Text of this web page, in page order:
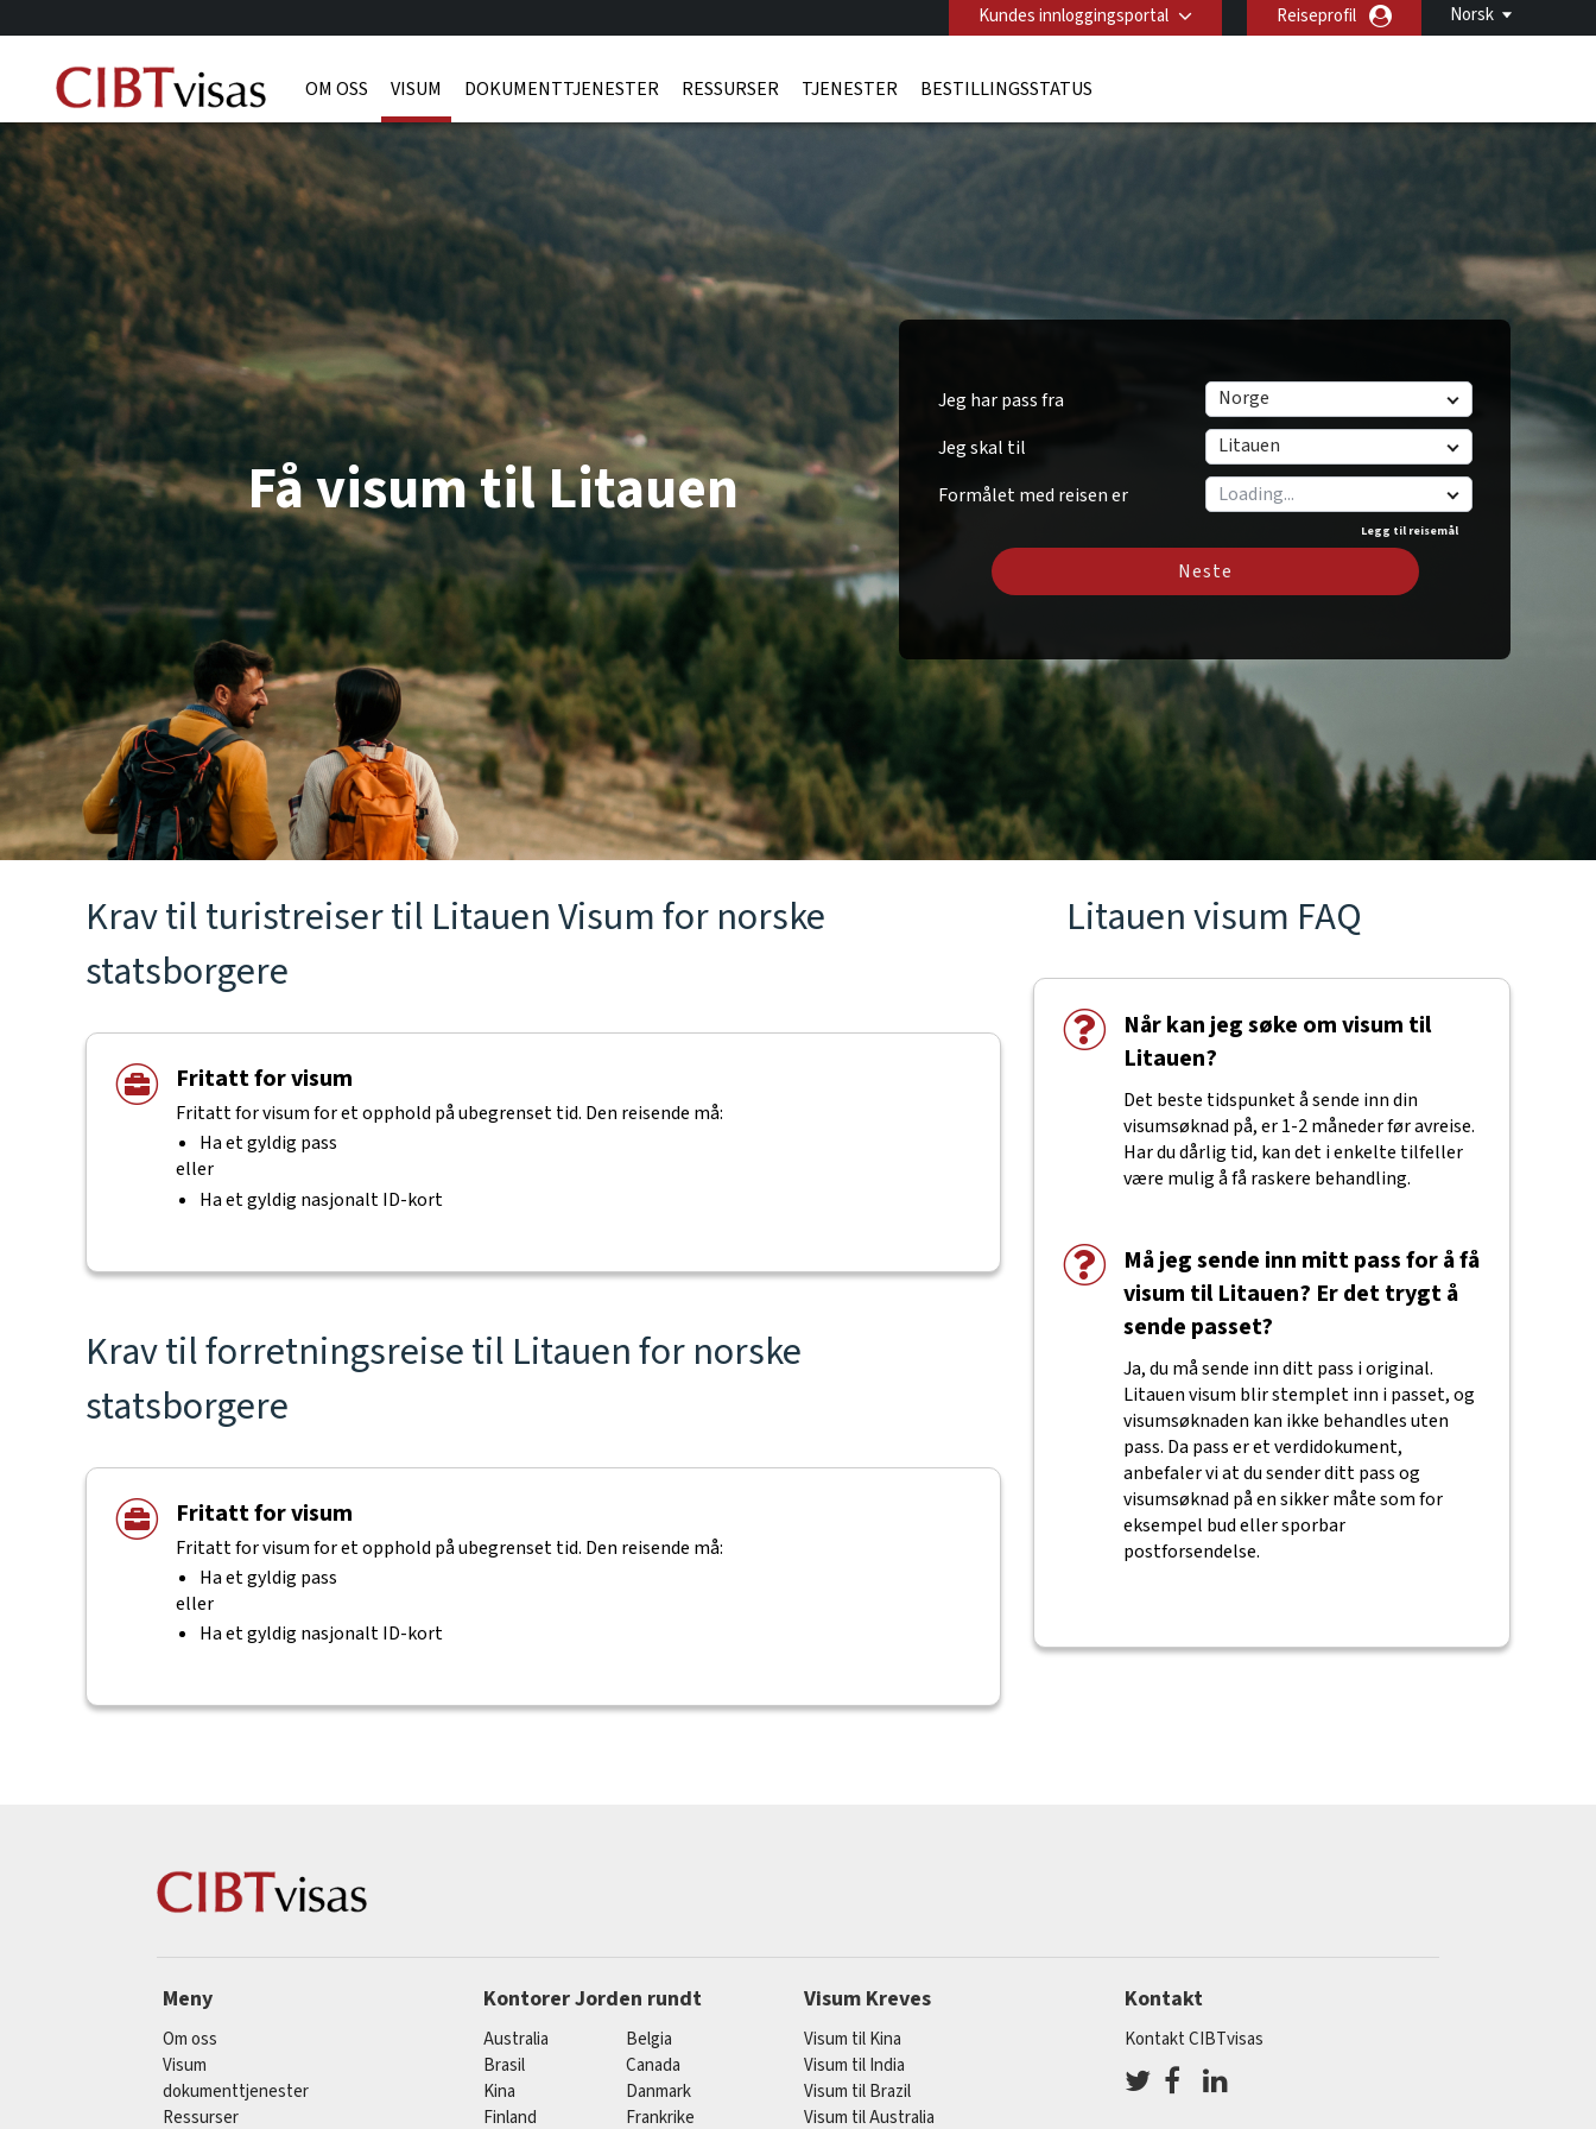
Norsk
Kundes innloggingsportal Reiseprofil
OM OSS VISUM DOKUMENTTJENESTER RESSURSER TJENESTER BESTILLINGSSTATUS
Jeg har pass fra
Norge
Jeg skal til
Litauen
Formålet med reisen er
Legg til reisemål
Neste
Få visum til Litauen
Krav til turistreiser til Litauen Visum for norske
statsborgere
Fritatt for visum
Fritatt for visum for et opphold på ubegrenset tid. Den reisende må:
Ha et gyldig pass
eller
Ha et gyldig nasjonalt ID-kort
Krav til forretningsreise til Litauen for norske
statsborgere
Fritatt for visum
Fritatt for visum for et opphold på ubegrenset tid. Den reisende må:
Ha et gyldig pass
eller
Ha et gyldig nasjonalt ID-kort
Litauen visum FAQ
Når kan jeg søke om visum til
Litauen?
Det beste tidspunket å sende inn din
visumsøknad på, er 1-2 måneder før avreise.
Har du dårlig tid, kan det i enkelte tilfeller
være mulig å få raskere behandling.
Må jeg sende inn mitt pass for å få
visum til Litauen? Er det trygt å
sende passet?
Ja, du må sende inn ditt pass i original.
Litauen visum blir stemplet inn i passet, og
visumsøknaden kan ikke behandles uten
pass. Da pass er et verdidokument,
anbefaler vi at du sender ditt pass og
visumsøknad på en sikker måte som for
eksempel bud eller sporbar
postforsendelse.
Meny
Om oss
Visum
dokumenttjenester
Ressurser
Kontorer Jorden rundt
Australia
Belgia
Brasil
Canada
Kina
Danmark
Finland
Frankrike
Visum Kreves
Visum til Kina
Visum til India
Visum til Brazil
Visum til Australia
Kontakt
Kontakt CIBTvisas